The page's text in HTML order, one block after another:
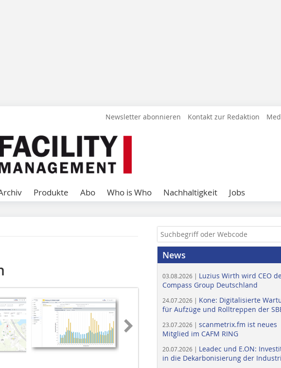
Newsletter abonnieren Kontakt zur Redaktion
Produkte Abo Who is Who Nachhaltigkeit Jobs
News
03.08.2026 | Luzius Wirth wird CEO
Compass Group Deutschland
24.07.2026 | Kone: Digitalisierte
für Aufzüge und Rolltreppen der
23.07.2026 | scanmetrix.fm ist neues
Mitglied im CAFM RING
20.07.2026 | Leadec und E.ON:
in die Dekarbonisierung der